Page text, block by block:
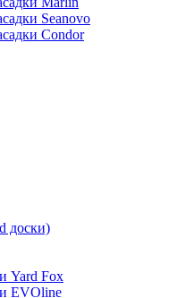
Seanovo
Condor
доски)
Yard Fox
EVOline